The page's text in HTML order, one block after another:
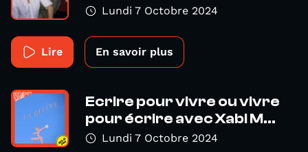
Lundi 7 Octobre 2024
Lire En savoir plus
Ecrire pour vivre ou vivre
pour écrire avec Xabi M...
Lundi 7 Octobre 2024